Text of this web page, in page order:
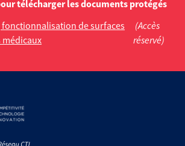
télécharger les documents protégés
de surfaces
(Accès
réservé)